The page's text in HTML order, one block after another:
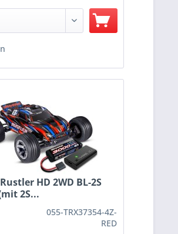
HD 2WD BL-2S
2S...
055-TRX37354-4Z-
RED